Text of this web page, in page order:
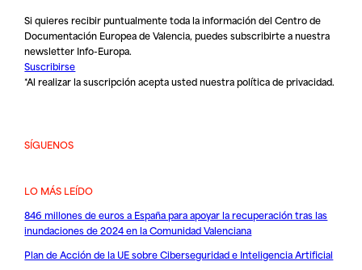
Si quieres recibir puntualmente toda la información del Centro de
Documentación Europea de Valencia, puedes subscribirte a nuestra
newsletter Info-Europa.
Suscribirse
*Al realizar la suscripción acepta usted nuestrapolítica de privacidad.
SÍGUENOS
LO MÁS LEÍDO
846 millones de euros a España para apoyar la recuperación tras las
inundaciones de 2024 en la Comunidad Valenciana
Plan de Acción de la UE sobre Ciberseguridad e Inteligencia Artificial